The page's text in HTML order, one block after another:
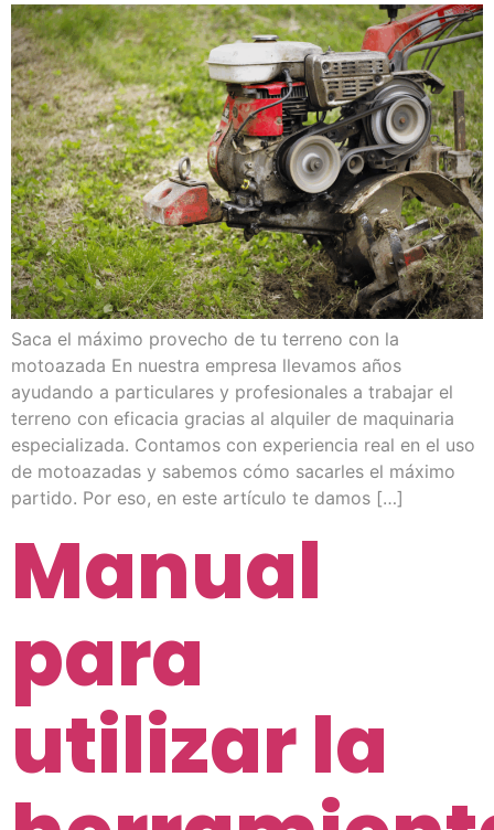
Saca el máximo provecho de tu terreno con la
motoazada En nuestra empresa llevamos años
ayudando a particulares y profesionales a trabajar el
terreno con eficacia gracias al alquiler de maquinaria
especializada. Contamos con experiencia real en el uso
de motoazadas y sabemos cómo sacarles el máximo
partido. Por eso, en este artículo te damos […]
Manual
para
utilizar la